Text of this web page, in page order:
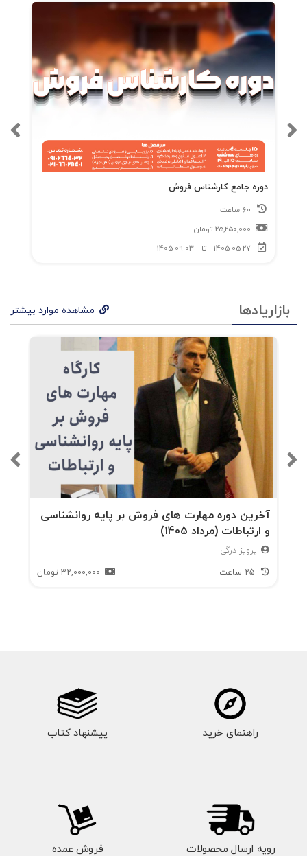
دوره جامع کارشناس فروش
25,250,000 تومان
1405-05-27
تا 1405-09-03
بازاریادها مشاهده موارد بیشتر
آخرین دوره مهارت های فروش بر پایه روانشناسی
و ارتباطات (مرداد 1405)
پرویز درگی
32,000,000 تومان
راهنمای خرید پیشنهاد کتاب
رویه ارسال محصولات فروش عمده